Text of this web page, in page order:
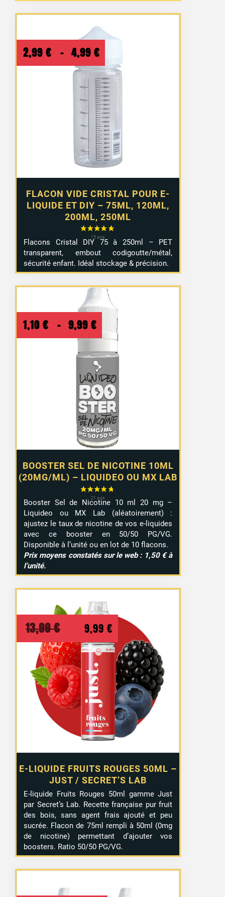
FLACON VIDE CRISTAL POUR E-
LIQUIDE ET DIY – 75ML, 120ML,
200ML, 250ML
2,99 € – 4,99 €
de
prix :
2,99 €
à
4,99 €
Flacons Cristal DIY 75 à 250ml – PET
transparent, embout codigoutte/métal,
sécurité enfant. Idéal stockage & précision.
BOOSTER SEL DE NICOTINE 10ML
(20MG/ML) – LIQUIDEO OU MX LAB
1,10 € – 9,99 €
Plage
de
prix :
1,10 €
à
9,99 €
Booster Sel de Nicotine 10 ml 20 mg –
Liquideo ou MX Lab (aléatoirement) :
ajustez le taux de nicotine de vos e-liquides
avec ce booster en 50/50 PG/VG.
Disponible à l’unité ou en lot de 10 flacons.
Prix moyens constatés sur le web : 1,50 € à
l’unité.
E-LIQUIDE FRUITS ROUGES 50ML –
JUST / SECRET’S LAB
13,99€
Le
prix
initial
était :
13,99 €.
9,99 €
prix
actuel
est :
9,99 €.
E-liquide Fruits Rouges 50ml gamme Just
par Secret’s Lab. Recette française pur fruit
des bois, sans agent frais ajouté et peu
sucrée. Flacon de 75ml rempli à 50ml (0mg
de nicotine) permettant d’ajouter vos
boosters. Ratio 50/50 PG/VG.